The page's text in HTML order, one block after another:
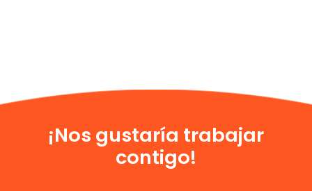
¡Nos gustaría trabajar
contigo!